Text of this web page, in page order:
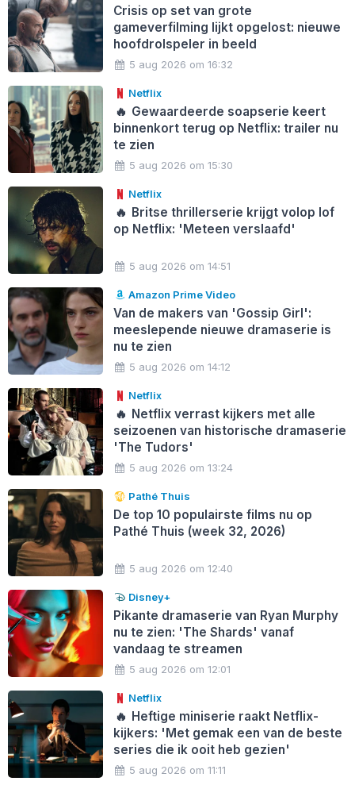
Crisis op set van grote
gameverfilming lijkt opgelost: nieuwe
hoofdrolspeler in beeld
5 aug 2026 om 16:32
Netflix
🔥 Gewaardeerde soapserie keert
binnenkort terug op Netflix: trailer nu
te zien
5 aug 2026 om 15:30
Netflix
🔥 Britse thrillerserie krijgt volop lof
op Netflix: 'Meteen verslaafd'
5 aug 2026 om 14:51
Amazon Prime Video
Van de makers van 'Gossip Girl':
meeslepende nieuwe dramaserie is
nu te zien
5 aug 2026 om 14:12
Netflix
🔥 Netflix verrast kijkers met alle
seizoenen van historische dramaserie
'The Tudors'
5 aug 2026 om 13:24
Pathé Thuis
De top 10 populairste films nu op
Pathé Thuis (week 32, 2026)
5 aug 2026 om 12:40
Disney+
Pikante dramaserie van Ryan Murphy
nu te zien: 'The Shards' vanaf
vandaag te streamen
5 aug 2026 om 12:01
Netflix
🔥 Heftige miniserie raakt Netflix-
kijkers: 'Met gemak een van de beste
series die ik ooit heb gezien'
5 aug 2026 om 11:11